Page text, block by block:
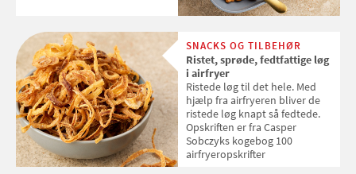
SNACKS OG TILBEHØR
Ristet, sprøde, fedtfattige løg
i airfryer
Ristede løg til det hele. Med
hjælp fra airfryeren bliver de
ristede løg knapt så fedtede.
Opskriften er fra Casper
Sobczyks kogebog 100
airfryeropskrifter